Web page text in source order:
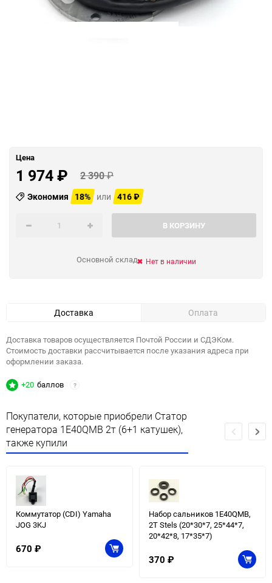
Цена
1 974₽ 2 390₽
Экономия 18% или 416₽
В КОРЗИНУ
Основной склад Нет в наличии
Доставка Оплата
Доставка товаров осуществляется Почтой России и СДЭКом.
Стоимость доставки рассчитывается после указания адреса при
оформлении заказа.
+20 баллов ?
Покупатели, которые приобрели Статор
генератора 1E40QMB 2т (6+1 катушек),
также купили
Коммутатор (CDI) Yamaha
JOG 3KJ
670 ₽
Набор сальников 1E40QMB,
2T Stels (20*30*7, 25*44*7,
20*42*8, 17*35*7)
370 ₽